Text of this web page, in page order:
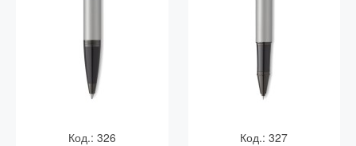
Код.: 326 Код.: 327